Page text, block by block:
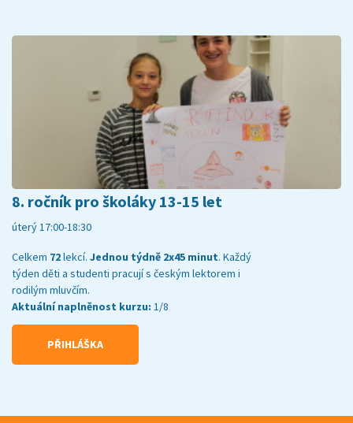
8. ročník pro školáky 13-15 let
úterý 17:00-18:30
Celkem 72lekcí. Jednou týdně 2x45 minut. Každý
týden děti a studenti pracují s českým lektorem i
rodilým mluvčím.
Aktuální naplněnost kurzu: 1/8
PŘIHLÁŠKA